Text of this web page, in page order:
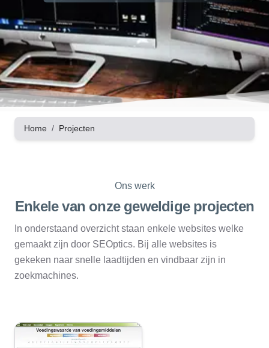
Home Projecten
Ons werk
Enkele van onze geweldige projecten
In onderstaand overzicht staan enkele websites welke
gemaakt zijn door SEOptics. Bij alle websites is
gekeken naar snelle laadtijden en vindbaar zijn in
zoekmachines.